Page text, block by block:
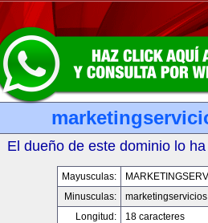
El dueño de este dominio lo
Mayusculas:
Minusculas:
Longitud:
18 caracteres